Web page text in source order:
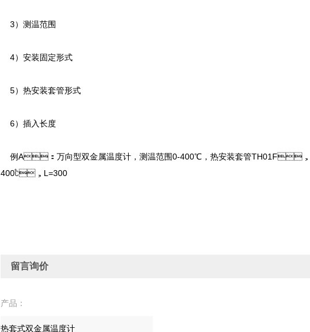
3）测温范围
4）安装固定形式
5）热安装套管形式
6）插入长度
例A：万向型双金属温度计，测温范围0-400℃，热安装套管
400℃，L=300
留言询价
产品：